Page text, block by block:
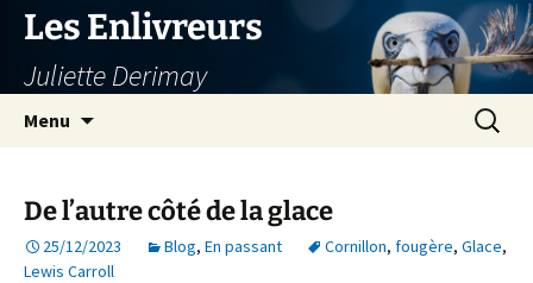
Aller
contenu
Les Enlivreurs
Juliette Derimay
Menu
De l’autre côté de la glace
25/12/2023 Blog, En passant Cornillon, fougère, Glace,
Lewis Carroll